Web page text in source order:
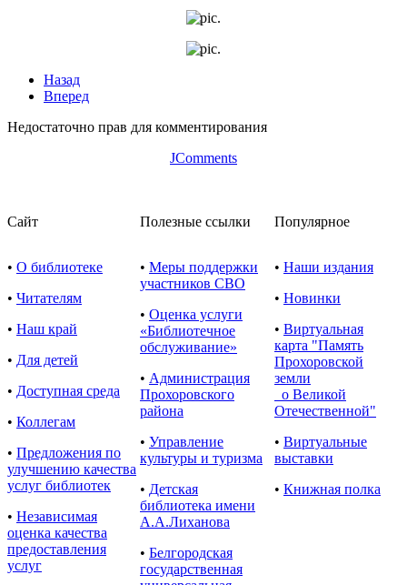
Назад
Вперед
Недостаточно прав для комментирования
JComments
Сайт Полезные ссылки Популярное
• О библиотеке
• Читателям
• Наш край
• Для детей
• Доступная среда
• Коллегам
• Предложения по
улучшению качества
услуг библиотек
• Независимая
оценка качества
предоставления
услуг
• Меры поддержки
участников СВО
• Оценка услуги
«Библиотечное
обслуживание»
• Администрация
Прохоровского
района
• Управление
культуры и туризма
• Детская
библиотека имени
А.А.Лиханова
• Белгородская
государственная
• Наши издания
• Новинки
• Виртуальная
карта "Память
Прохоровской
земли
о Великой
Отечественной"
• Виртуальные
выставки
• Книжная полка